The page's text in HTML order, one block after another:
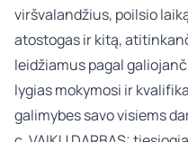
viršvalandžius, poilsio
atostogas ir kitą,
leidžiamus pagal
lygias mokymosi ir
galimybes savo visiems